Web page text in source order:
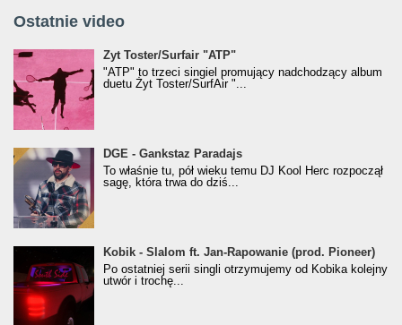
Ostatnie video
Żyt Toster/SurfAir - ATP VIDEO
Żyt Toster/Surfair "ATP"
"ATP" to trzeci singiel promujący nadchodzący album
duetu Żyt Toster/SurfAir "...
donGURALesko z nagrodą za
Klasyczny/Trueschoolowy Album Roku
(Popkillery 2023)
DGE - Gankstaz Paradajs
To właśnie tu, pół wieku temu DJ Kool Herc rozpoczął
sagę, która trwa do dziś...
Kobik - Slalom ft. Jan-Rapowanie (prod. Pioneer)
[Official Music Visualiser]
Kobik - Slalom ft. Jan-Rapowanie (prod. Pioneer)
Po ostatniej serii singli otrzymujemy od Kobika kolejny
utwór i trochę...